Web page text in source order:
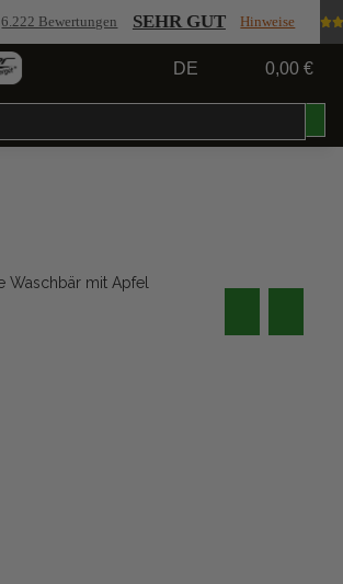
6.222 Bewertungen SEHR GUT Hinweise
DE 0,00 €